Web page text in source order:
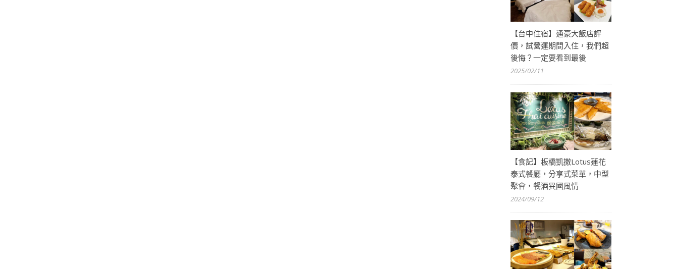
【台中住宿】通豪大飯店評
價，試營運期間入住，我們超
後悔？一定要看到最後
2025/02/11
【食記】板橋凱撒Lotus蓮花
泰式餐廳，分享式菜單，中型
聚會，餐酒異國風情
2024/09/12